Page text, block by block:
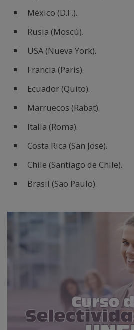
México (D.F.).
Rusia (Moscú).
USA (Nueva York).
Francia (Paris).
Ecuador (Quito).
Marruecos (Rabat).
Italia (Roma).
Costa Rica (San José).
Chile (Santiago de Chile).
Brasil (Sao Paulo).